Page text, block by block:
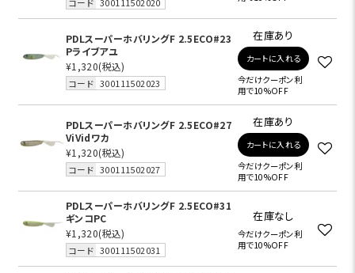
PDLスーパーホバリングF 2.5ECO#23
Pライブアユ
¥1,320(税込)
コード 300111502023
在庫あり
カートに入れる
今だけクーポン利
用で10%OFF
PDLスーパーホバリングF 2.5ECO#27
ViVidワカ
¥1,320(税込)
コード 300111502027
在庫あり
カートに入れる
今だけクーポン利
用で10%OFF
PDLスーパーホバリングF 2.5ECO#31
ギンコPC
¥1,320(税込)
コード 300111502031
在庫なし
今だけクーポン利
用で10%OFF